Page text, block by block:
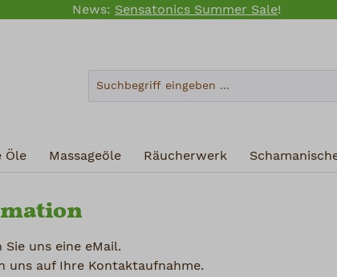
News: Sensatonics Summer Sale!
Öle Massageöle Räucherwerk
Sie uns eine eMail.
uns auf Ihre Kontaktaufnahme.